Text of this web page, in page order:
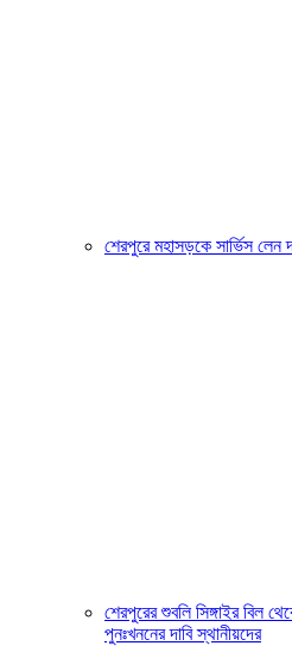
শেরপুরে মহাসড়কে সার্ভিস লেন
শেরপুরের শুবলি সিঙ্গাইর বিল
পুনঃখননের দাবি স্থানীয়দের